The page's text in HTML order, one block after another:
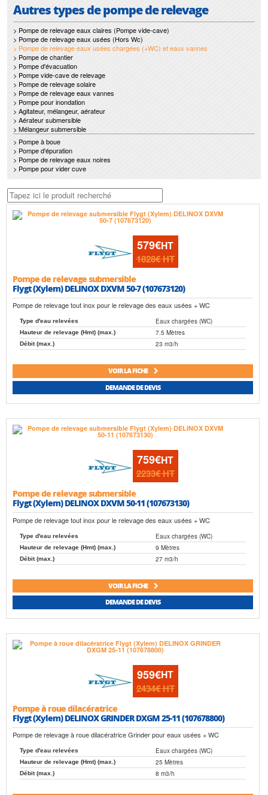
Ksb
Leroy Somer
Lowara (Xylem)
Mr Pompes
Nocchi (Pentair)
Pedrollo
Renson
Saer
Salmson
Speroni
Sulzer (Abs)
Technirel
Wilo
Autres types de pompe de relevage
> Pompe de relevage eaux claires (Pompe vide-cave)
> Pompe de relevage eaux usées (Hors Wc)
> Pompe de relevage eaux usées chargées (+WC) et eaux vannes
> Pompe de chantier
> Pompe d'évacuation
> Pompe vide-cave de relevage
> Pompe de relevage solaire
> Pompe de relevage eaux vannes
> Pompe pour inondation
> Agitateur, mélangeur, aérateur
> Aérateur submersible
> Mélangeur submersible
> Pompe à boue
> Pompe d'épuration
> Pompe de relevage eaux noires
> Pompe pour vider cuve
579€HT
1828€HT
Pompe de relevage submersible
Flygt (Xylem) DELINOX DXVM 50-7 (107673120)
Pompe de relevage tout inox pour le relevage des eaux usées + WC
Type d'eau relevées Eaux chargées (WC)
Hauteur de relevage (Hmt) (max.) 7.5 Mètres
Débit (max.) 23 m3/h
VOIR LA FICHE
DEMANDE DE DEVIS
759€HT
2233€HT
Pompe de relevage submersible
Flygt (Xylem) DELINOX DXVM 50-11 (107673130)
Pompe de relevage tout inox pour le relevage des eaux usées + WC
Type d'eau relevées Eaux chargées (WC)
Hauteur de relevage (Hmt) (max.) 9 Mètres
Débit (max.) 27 m3/h
VOIR LA FICHE
DEMANDE DE DEVIS
959€HT
2434€HT
Pompe à roue dilacératrice
Flygt (Xylem) DELINOX GRINDER DXGM 25-11 (107678800)
Pompe de relevage à roue dilacératrice Grinder pour eaux usées + WC
Type d'eau relevées Eaux chargées (WC)
Hauteur de relevage (Hmt) (max.) 25 Mètres
Débit (max.) 8 m3/h